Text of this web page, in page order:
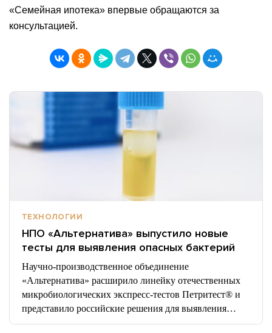
«Семейная ипотека» впервые обращаются за
консультацией.
ТЕХНОЛОГИИ
НПО «Альтернатива» выпустило новые
тесты для выявления опасных бактерий
Научно-производственное объединение
«Альтернатива» расширило линейку отечественных
микробиологических экспресс-тестов Петритест® и
представило российские решения для выявления…